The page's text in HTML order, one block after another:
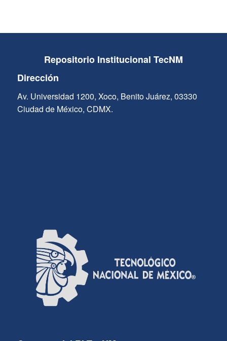
Repositorio Institucional TecNM
Dirección
Av. Universidad 1200, Xoco, Benito Juárez, 03330
Ciudad de México, CDMX.